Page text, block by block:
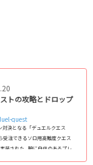
トの攻略とドロップ
quest
対決となる「デュエルクエス
受注できるソロ用高難度クエス
装された｡ 腕に自信のあるプレ